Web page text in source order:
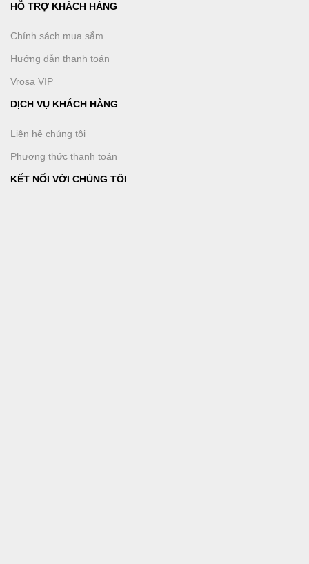
HỖ TRỢ KHÁCH HÀNG
Chính sách mua sắm
Hướng dẫn thanh toán
Vrosa VIP
DỊCH VỤ KHÁCH HÀNG
Liên hệ chúng tôi
Phương thức thanh toán
KẾT NỐI VỚI CHÚNG TÔI